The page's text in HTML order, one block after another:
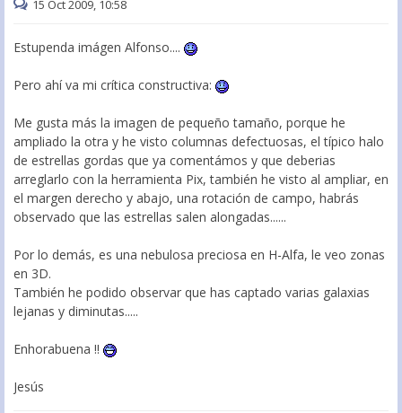
15 Oct 2009, 10:58
Estupenda imágen Alfonso....
Pero ahí va mi crítica constructiva:
Me gusta más la imagen de pequeño tamaño, porque he
ampliado la otra y he visto columnas defectuosas, el típico halo
de estrellas gordas que ya comentámos y que deberias
arreglarlo con la herramienta Pix, también he visto al ampliar, en
el margen derecho y abajo, una rotación de campo, habrás
observado que las estrellas salen alongadas......
Por lo demás, es una nebulosa preciosa en H-Alfa, le veo zonas
en 3D.
También he podido observar que has captado varias galaxias
lejanas y diminutas.....
Enhorabuena !!
Jesús